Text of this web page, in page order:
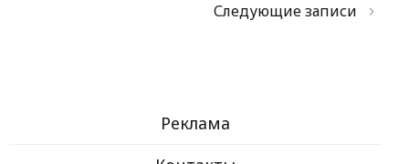
Следующие записи
Реклама